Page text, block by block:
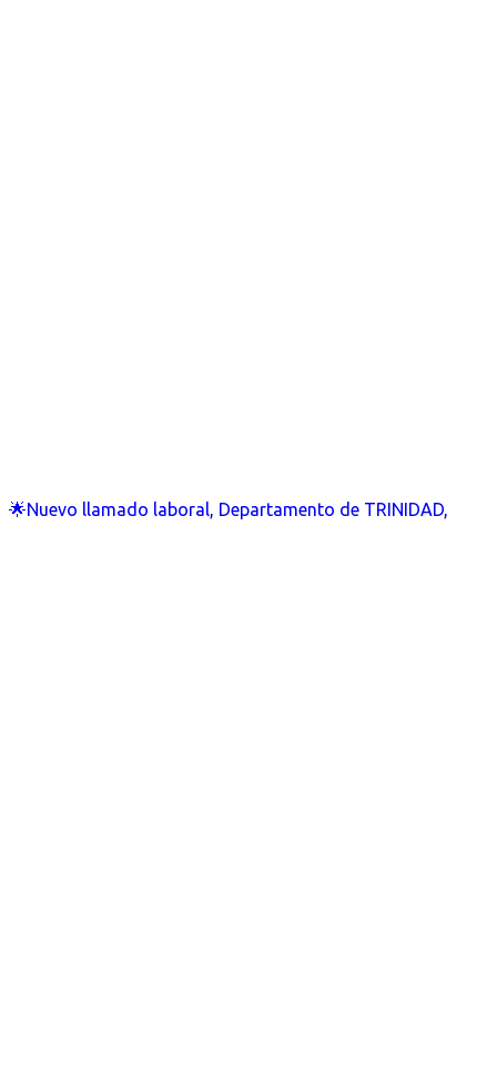
🌟Nuevo llamado laboral, Departamento de TRINIDAD,